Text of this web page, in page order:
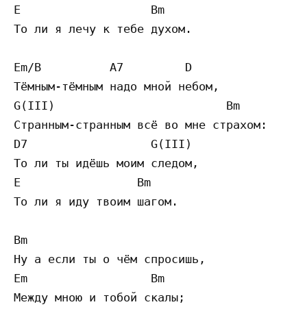
E                   Bm
То ли я лечу к тебе духом.
Em/B          A7         D
Тёмным-тёмным надо мной небом,
G(III)                         Bm
Странным-странным всё во мне страхом:
D7                  G(III)
То ли ты идёшь моим следом,
E                 Bm
То ли я иду твоим шагом.
Bm
Ну а если ты о чём спросишь,
Em                  Bm
Между мною и тобой скалы;